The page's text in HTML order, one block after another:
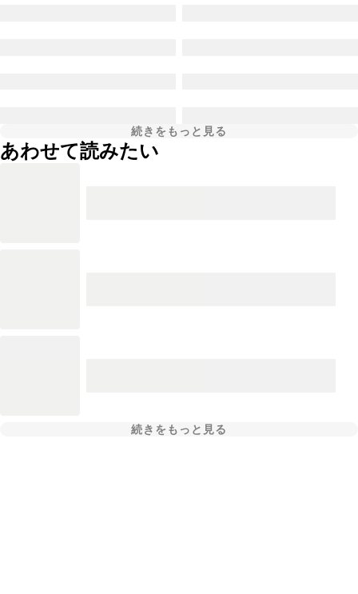
続きをもっと見る
あわせて読みたい
続きをもっと見る